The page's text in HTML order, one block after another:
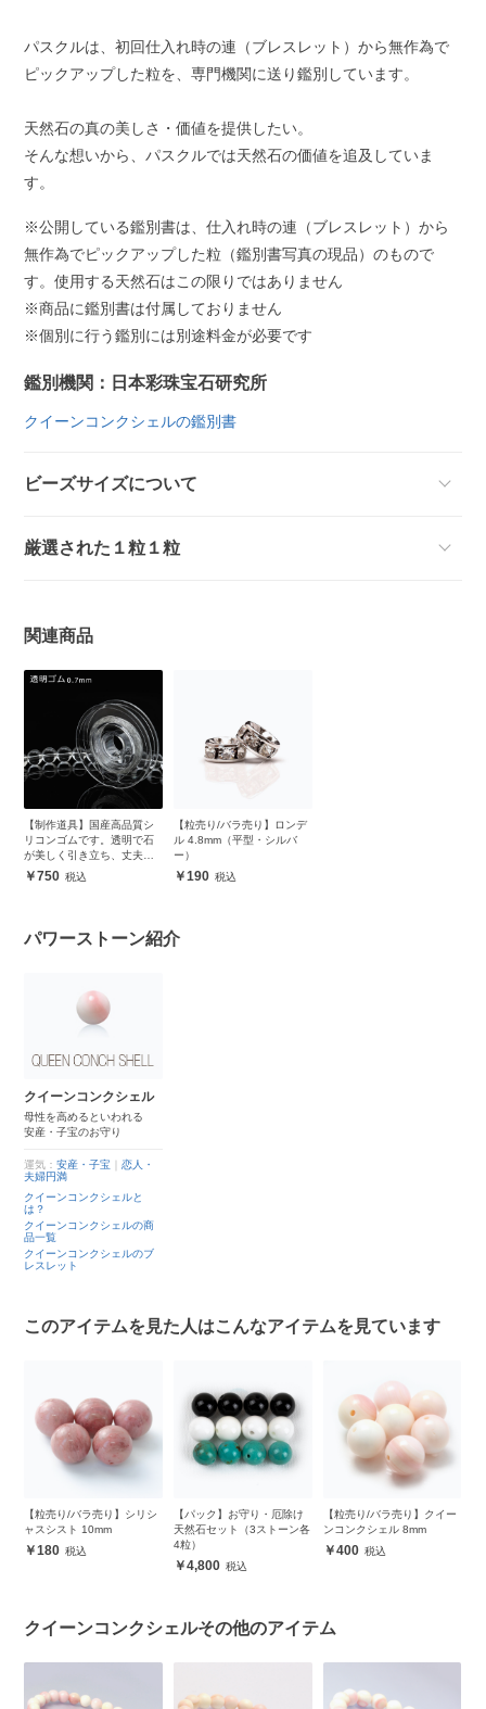
パスクルは、初回仕入れ時の連（ブレスレット）から無作為で
ピックアップした粒を、専門機関に送り鑑別しています。
天然石の真の美しさ・価値を提供したい。
そんな想いから、パスクルでは天然石の価値を追及していま
す。
※公開している鑑別書は、仕入れ時の連（ブレスレット）から
無作為でピックアップした粒（鑑別書写真の現品）のもので
す。使用する天然石はこの限りではありません
※商品に鑑別書は付属しておりません
※個別に行う鑑別には別途料金が必要です
鑑別機関：日本彩珠宝石研究所
クイーンコンクシェルの鑑別書
ビーズサイズについて
厳選された１粒１粒
関連商品
【制作道具】国産高品質シ
リコンゴムです。透明で石
が美しく引き立ち、丈夫で
安心750
【粒売り/バラ売り】ロンデ
ル 4.8mm（平型・シルバ
ー）
190
パワーストーン紹介
クイーンコンクシェル
母性を高めるといわれる
安産・子宝のお守り
運気：安産・子宝 ｜恋人・
夫婦円満
クイーンコンクシェルと
は？
クイーンコンクシェルの商
品一覧
クイーンコンクシェルのブ
レスレット
このアイテムを見た人はこんなアイテムを見ています
【粒売り/バラ売り】シリシ
ャスシスト 10mm
180
【パック】お守り・厄除け
天然石セット（3ストーン各
4粒）
4,800
【粒売り/バラ売り】クイー
ンコンクシェル 8mm
400
クイーンコンクシェルその他のアイテム